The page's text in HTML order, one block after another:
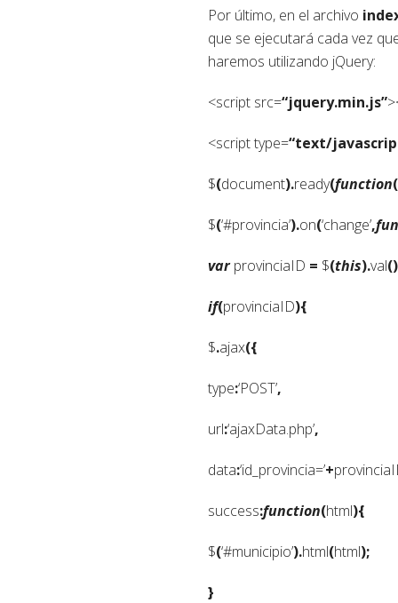
Por último, en el archivo
que se ejecutará cada vez
haremos utilizando jQuery:
<script src=“jquery.min.js”
<script type=“text/
$(document).ready(function
$(‘#provincia’).on(‘change’,
varprovinciaID = $(this).val
if(provinciaID){
$.ajax({
type:‘POST’,
url:‘ajaxData.php’,
data:‘id_provincia=’+
success:function(html){
$(‘#municipio’).html(html);
}